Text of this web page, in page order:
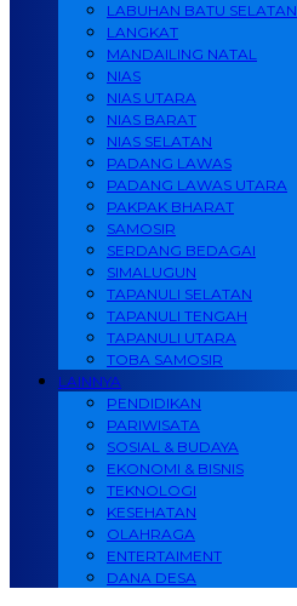
LABUHAN BATU SELATAN
LANGKAT
MANDAILING NATAL
NIAS
NIAS UTARA
NIAS BARAT
NIAS SELATAN
PADANG LAWAS
PADANG LAWAS UTARA
PAKPAK BHARAT
SAMOSIR
SERDANG BEDAGAI
SIMALUGUN
TAPANULI SELATAN
TAPANULI TENGAH
TAPANULI UTARA
TOBA SAMOSIR
LAINNYA
PENDIDIKAN
PARIWISATA
SOSIAL & BUDAYA
EKONOMI & BISNIS
TEKNOLOGI
KESEHATAN
OLAHRAGA
ENTERTAIMENT
DANA DESA